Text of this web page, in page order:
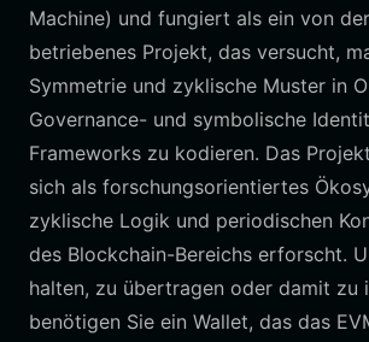
Machine) und fungiert als ein von
betriebenes Projekt, das versucht,
Symmetrie und zyklische Muster in
Governance- und symbolische
Frameworks zu kodieren. Das
sich als forschungsorientiertes
zyklische Logik und periodischen
des Blockchain-Bereichs erforscht.
halten, zu übertragen oder damit zu
benötigen Sie ein Wallet, das das